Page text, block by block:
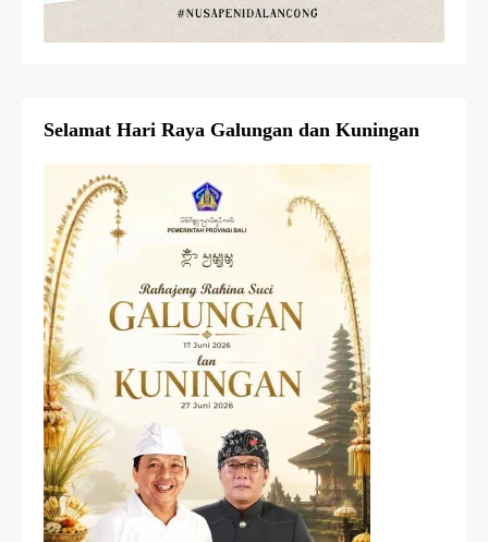
Selamat Hari Raya Galungan dan Kuningan